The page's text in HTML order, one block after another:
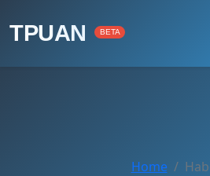
TPUAN BETA
Home